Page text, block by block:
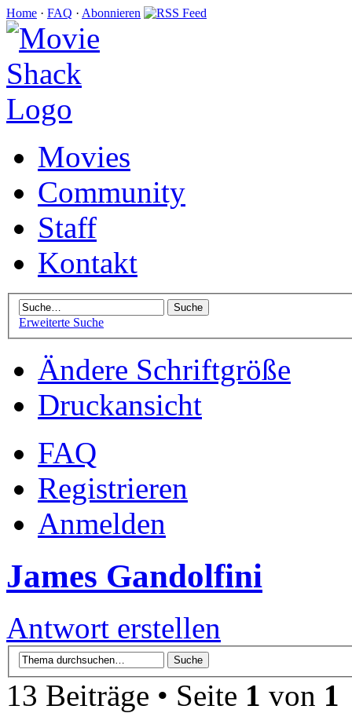
Home · FAQ · Abonnieren
Movies
Community
Staff
Kontakt
Erweiterte Suche
Ändere Schriftgröße
Druckansicht
FAQ
Registrieren
Anmelden
James Gandolfini
Antwort erstellen
13 Beiträge • Seite 1 von 1